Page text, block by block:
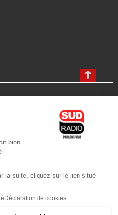
Android
l'application